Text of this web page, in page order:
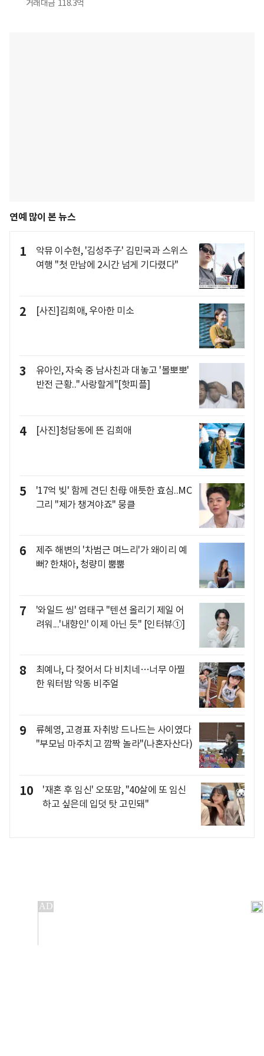
거래대금 118.3억
연예 많이 본 뉴스
1
악뮤 이수현, '김성주子' 김민국과 스위스
여행 "첫 만남에 2시간 넘게 기다렸다"
2 [사진]김희애, 우아한 미소
3
유아인, 자숙 중 남사친과 대놓고 '볼뽀뽀'
반전 근황.."사랑할게"[핫피플]
4 [사진]청담동에 뜬 김희애
5
'17억 빚' 함께 견딘 친母 애틋한 효심..MC
그리 "제가 챙겨야죠" 뭉클
6
제주 해변의 '차범근 며느리'가 왜이리 예
뻐? 한채아, 청량미 뿜뿜
7
'와일드 씽' 엄태구 "텐션 올리기 제일 어
려워...'내향인' 이제 아닌 듯" [인터뷰①]
8
최예나, 다 젖어서 다 비치네…너무 아찔
한 워터밤 악동 비주얼
9
류혜영, 고경표 자취방 드나드는 사이였다
"부모님 마주치고 깜짝 놀라"(나혼자산다)
10
'재혼 후 임신' 오또맘, "40살에 또 임신
하고 싶은데 입덧 탓 고민돼"